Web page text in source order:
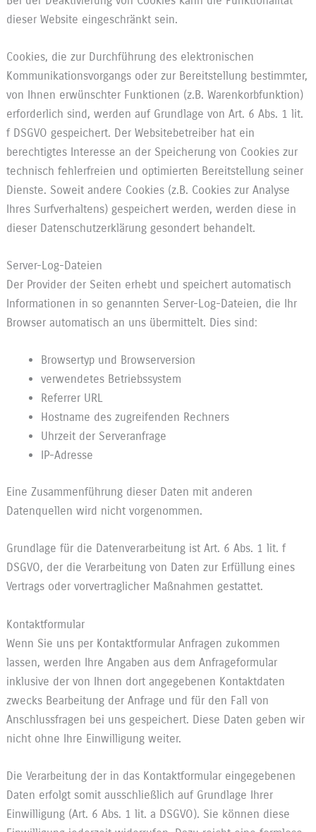
dieser Website eingeschränkt sein.
Cookies, die zur Durchführung des elektronischen
Kommunikationsvorgangs oder zur Bereitstellung bestimmter,
von Ihnen erwünschter Funktionen (z.B. Warenkorbfunktion)
erforderlich sind, werden auf Grundlage von Art. 6 Abs. 1 lit.
f DSGVO gespeichert. Der Websitebetreiber hat ein
berechtigtes Interesse an der Speicherung von Cookies zur
technisch fehlerfreien und optimierten Bereitstellung seiner
Dienste. Soweit andere Cookies (z.B. Cookies zur Analyse
Ihres Surfverhaltens) gespeichert werden, werden diese in
dieser Datenschutzerklärung gesondert behandelt.
Server-Log-Dateien
Der Provider der Seiten erhebt und speichert automatisch
Informationen in so genannten Server-Log-Dateien, die Ihr
Browser automatisch an uns übermittelt. Dies sind:
Browsertyp und Browserversion
verwendetes Betriebssystem
Referrer URL
Hostname des zugreifenden Rechners
Uhrzeit der Serveranfrage
IP-Adresse
Eine Zusammenführung dieser Daten mit anderen
Datenquellen wird nicht vorgenommen.
Grundlage für die Datenverarbeitung ist Art. 6 Abs. 1 lit. f
DSGVO, der die Verarbeitung von Daten zur Erfüllung eines
Vertrags oder vorvertraglicher Maßnahmen gestattet.
Kontaktformular
Wenn Sie uns per Kontaktformular Anfragen zukommen
lassen, werden Ihre Angaben aus dem Anfrageformular
inklusive der von Ihnen dort angegebenen Kontaktdaten
zwecks Bearbeitung der Anfrage und für den Fall von
Anschlussfragen bei uns gespeichert. Diese Daten geben wir
nicht ohne Ihre Einwilligung weiter.
Die Verarbeitung der in das Kontaktformular eingegebenen
Daten erfolgt somit ausschließlich auf Grundlage Ihrer
Einwilligung (Art. 6 Abs. 1 lit. a DSGVO). Sie können diese